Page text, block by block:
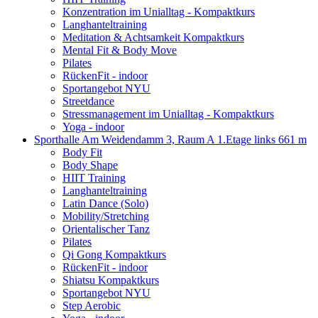
Konzentration im Unialltag - Kompaktkurs
Langhanteltraining
Meditation & Achtsamkeit Kompaktkurs
Mental Fit & Body Move
Pilates
RückenFit - indoor
Sportangebot NYU
Streetdance
Stressmanagement im Unialltag - Kompaktkurs
Yoga - indoor
Sporthalle Am Weidendamm 3, Raum A 1.Etage links 661 m
Body Fit
Body Shape
HIIT Training
Langhanteltraining
Latin Dance (Solo)
Mobility/Stretching
Orientalischer Tanz
Pilates
Qi Gong Kompaktkurs
RückenFit - indoor
Shiatsu Kompaktkurs
Sportangebot NYU
Step Aerobic